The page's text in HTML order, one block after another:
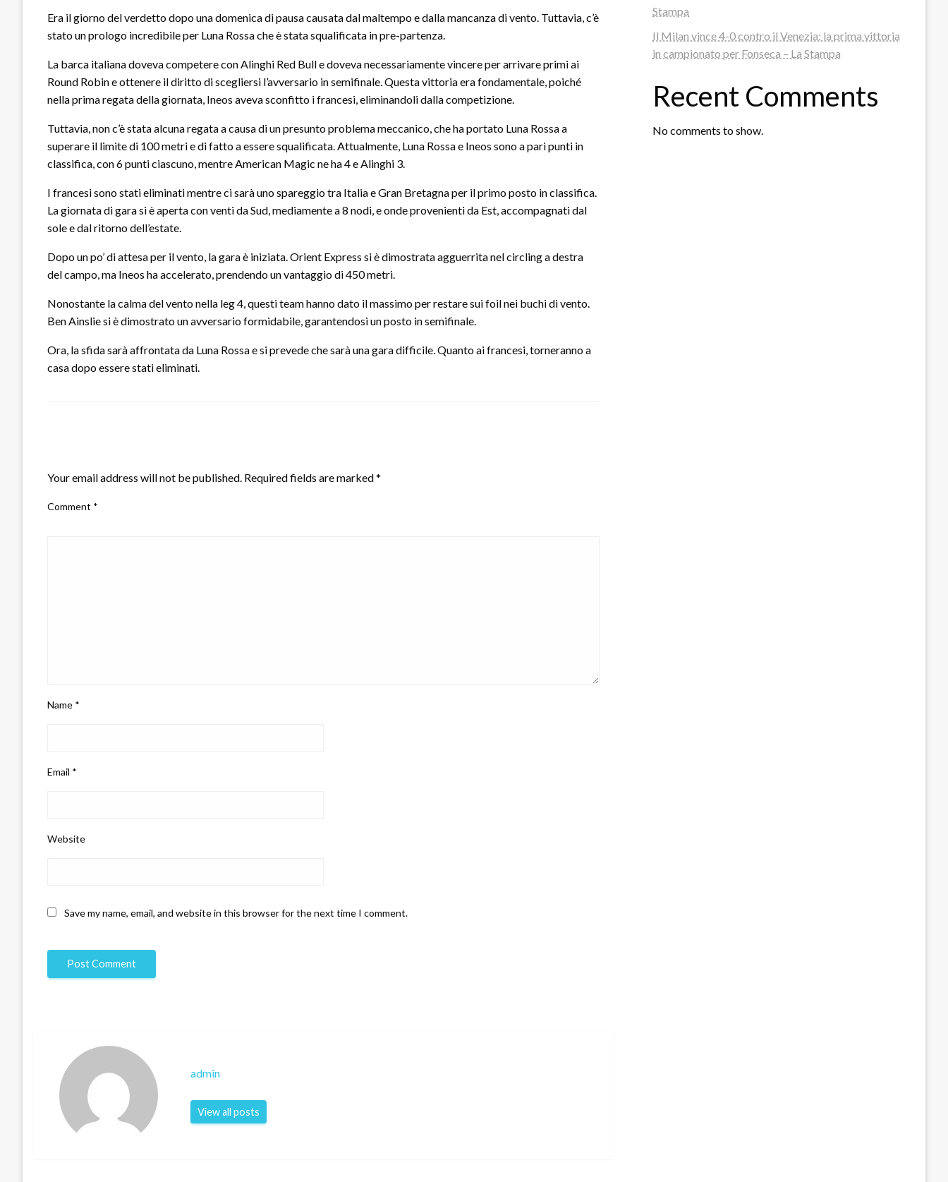
Era il giorno del verdetto dopo una domenica di pausa causata dal maltempo e dalla mancanza di vento. Tuttavia, c’è
stato un prologo incredibile per Luna Rossa che è stata squalificata in pre-partenza.
La barca italiana doveva competere con Alinghi Red Bull e doveva necessariamente vincere per arrivare primi ai
Round Robin e ottenere il diritto di scegliersi l’avversario in semifinale. Questa vittoria era fondamentale, poiché
nella prima regata della giornata, Ineos aveva sconfitto i francesi, eliminandoli dalla competizione.
Tuttavia, non c’è stata alcuna regata a causa di un presunto problema meccanico, che ha portato Luna Rossa a
superare il limite di 100 metri e di fatto a essere squalificata. Attualmente, Luna Rossa e Ineos sono a pari punti in
classifica, con 6 punti ciascuno, mentre American Magic ne ha 4 e Alinghi 3.
I francesi sono stati eliminati mentre ci sarà uno spareggio tra Italia e Gran Bretagna per il primo posto in classifica.
La giornata di gara si è aperta con venti da Sud, mediamente a 8 nodi, e onde provenienti da Est, accompagnati dal
sole e dal ritorno dell’estate.
Dopo un po’ di attesa per il vento, la gara è iniziata. Orient Express si è dimostrata agguerrita nel circling a destra
del campo, ma Ineos ha accelerato, prendendo un vantaggio di 450 metri.
Nonostante la calma del vento nella leg 4, questi team hanno dato il massimo per restare sui foil nei buchi di vento.
Ben Ainslie si è dimostrato un avversario formidabile, garantendosi un posto in semifinale.
Ora, la sfida sarà affrontata da Luna Rossa e si prevede che sarà una gara difficile. Quanto ai francesi, torneranno a
casa dopo essere stati eliminati.
Your email address will not be published. Required fields are marked*
Comment *
Name *
Email *
Website
Save my name, email, and website in this browser for the next time I comment.
admin
View all posts
Stampa
Il Milan vince 4-0 contro il Venezia: la prima vittoria
in campionato per Fonseca – La Stampa
Recent Comments
No comments to show.